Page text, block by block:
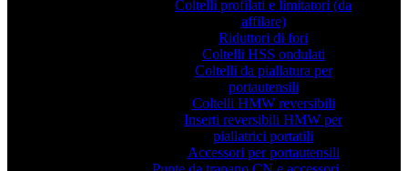
Coltelli profilati e limitatori (da
affilare)
Riduttori di fori
Coltelli HSS ondulati
Coltelli da piallatura per
portautensili
Coltelli HMW reversibili
Inserti reversibili HMW per
piallatrici portatili
Accessori per portautensili